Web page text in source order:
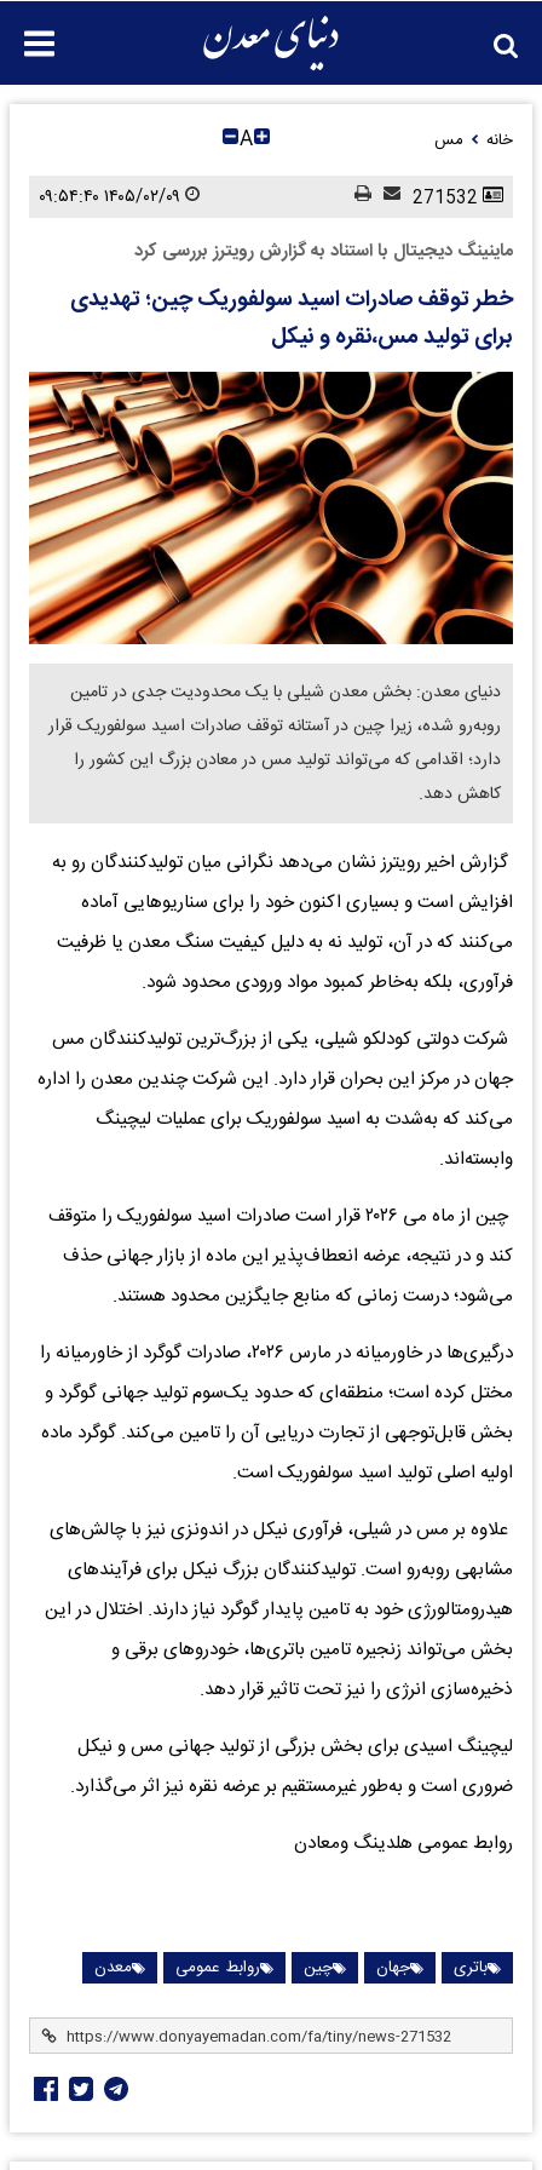
خانه مس A
ماینینگ دیجیتال با استناد به گزارش رویترز بررسی کرد
خطر توقف صادرات اسید سولفوریک چین؛ تهدیدی
برای تولید مس،نقره و نیکل
دنیای معدن: بخش معدن شیلی با یک محدودیت جدی در تامین
روبه‌رو شده، زیرا چین در آستانه توقف صادرات اسید سولفوریک قرار
دارد؛ اقدامی که می‌تواند تولید مس در معادن بزرگ این کشور را
کاهش دهد.
گزارش اخیر رویترز نشان می‌دهد نگرانی میان تولیدکنندگان رو به
افزایش است و بسیاری اکنون خود را برای سناریوهایی آماده
می‌کنند که در آن، تولید نه به دلیل کیفیت سنگ معدن یا ظرفیت
فرآوری، بلکه به‌خاطر کمبود مواد ورودی محدود شود.
شرکت دولتی کودلکو شیلی، یکی از بزرگ‌ترین تولیدکنندگان مس
جهان در مرکز این بحران قرار دارد. این شرکت چندین معدن را اداره
می‌کند که به‌شدت به اسید سولفوریک برای عملیات لیچینگ
وابسته‌اند.
چین از ماه می ۲۰۲۶ قرار است صادرات اسید سولفوریک را متوقف
کند و در نتیجه، عرضه انعطاف‌پذیر این ماده از بازار جهانی حذف
می‌شود؛ درست زمانی که منابع جایگزین محدود هستند.
درگیری‌ها در خاورمیانه در مارس ۲۰۲۶، صادرات گوگرد از خاورمیانه را
مختل کرده است؛ منطقه‌ای که حدود یک‌سوم تولید جهانی گوگرد و
بخش قابل‌توجهی از تجارت دریایی آن را تامین می‌کند. گوگرد ماده
اولیه اصلی تولید اسید سولفوریک است.
علاوه بر مس در شیلی، فرآوری نیکل در اندونزی نیز با چالش‌های
مشابهی روبه‌رو است. تولیدکنندگان بزرگ نیکل برای فرآیندهای
هیدرومتالورژی خود به تامین پایدار گوگرد نیاز دارند. اختلال در این
بخش می‌تواند زنجیره تامین باتری‌ها، خودروهای برقی و
ذخیره‌سازی انرژی را نیز تحت تاثیر قرار دهد.
لیچینگ اسیدی برای بخش بزرگی از تولید جهانی مس و نیکل
ضروری است و به‌طور غیرمستقیم بر عرضه نقره نیز اثر می‌گذارد.
روابط عمومی هلدینگ ومعادن
باتری جهان چین روابط عمومی معدن